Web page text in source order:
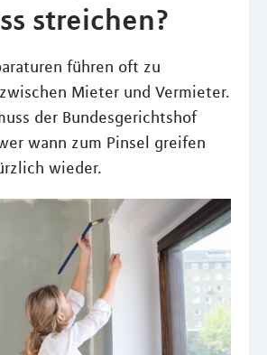
streichen?
führen oft zu
Mieter und Vermieter.
der Bundesgerichtshof
wann zum Pinsel greifen
wieder.